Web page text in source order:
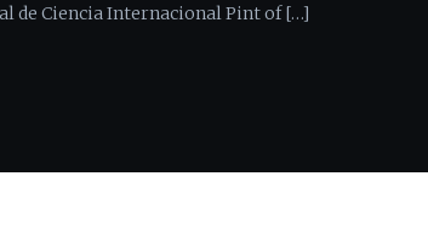
de Ciencia Internacional Pint of […]